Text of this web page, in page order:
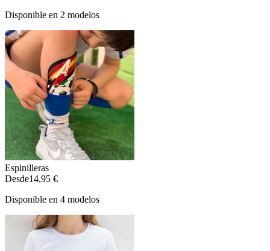
Disponible en 2 modelos
Espinilleras
Desde14,95 €
Disponible en 4 modelos